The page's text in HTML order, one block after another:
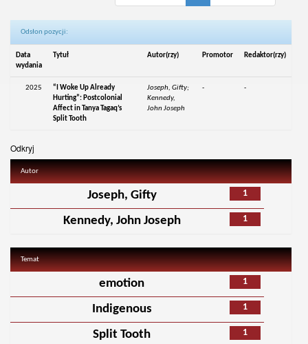
Odsłon pozycji:
Data
wydania
Tytuł Autor(rzy) Promotor Redaktor(rzy)
2025
“I Woke Up Already
Hurting”: Postcolonial
Affect in Tanya Tagaq’s
Split Tooth
Joseph, Gifty;
Kennedy,
John Joseph
- -
Odkryj
Autor
1
Joseph, Gifty
1
Kennedy, John Joseph
Temat
1
emotion
1
Indigenous
1
Split Tooth